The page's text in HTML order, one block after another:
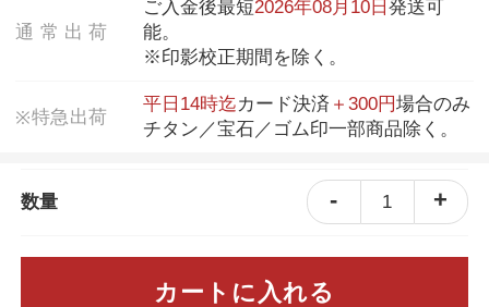
通 常 出 荷
ご入金後最短2026年08月10日発送可
能。
※印影校正期間を除く。
※特急出荷
平日14時迄カード決済 ＋300円場合のみ
チタン／宝石／ゴム印一部商品除く。
数量 - 1 +
カートに入れる